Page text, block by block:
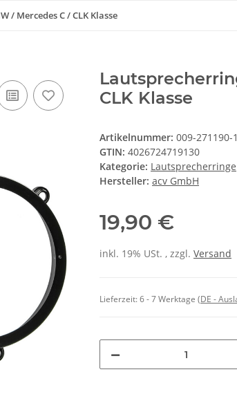
/ Mercedes C / CLK Klasse
CLK Klasse
Artikelnummer: 009-271190-
GTIN: 4026724719130
Kategorie: Lautsprecherringe
Hersteller: acv GmbH
19,90 €
inkl. 19% USt. , zzgl. Versand
Lieferzeit:6 - 7 Werktage (DE -